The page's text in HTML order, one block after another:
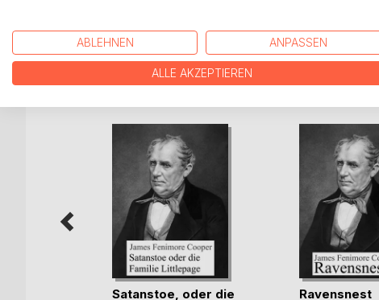
WEITERE TITEL BEIBoD
Satanstoe, oder die
Ravensnest
ABLEHNEN ANPASSEN
ALLE AKZEPTIEREN